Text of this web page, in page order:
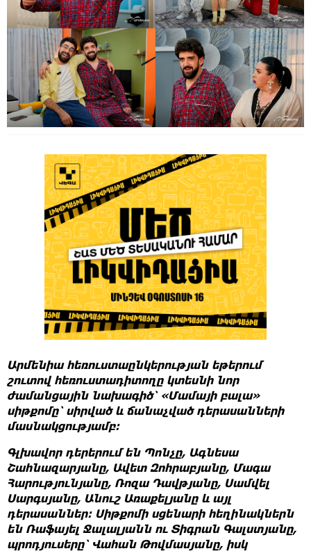
Արմենիա հեռուստաընկերության եթերում
շուտով հեռուստադիտողը կտեսնի նոր
ժամանցային նախագիծ՝ «Մամայի բալա»
սիթքոմը՝ սիրված և ճանաչված դերասանների
մասնակցությամբ։
Գլխավոր դերերում են Պոնչը, Ագնեսա
Շահնազարյանը, Ավետ Զոհրաբյանը, Մագա
Հարությունյանը, Ռոզա Դավթյանը, Սամվել
Սարգսյանը, Անուշ Առաքելյանը և այլ
դերասաններ։ Սիթքոմի սցենարի հեղինակներն
են Ռաֆայել Ջալալյանն ու Տիգրան Գալստյանը,
պրոդյուսերը՝ Վահան Թովմասյանը, իսկ